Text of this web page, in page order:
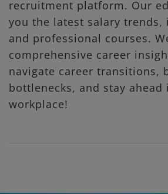
recruitment platform. Our
you the latest salary trends,
and professional courses.
comprehensive career
navigate career transitions,
bottlenecks, and stay ahead
workplace!